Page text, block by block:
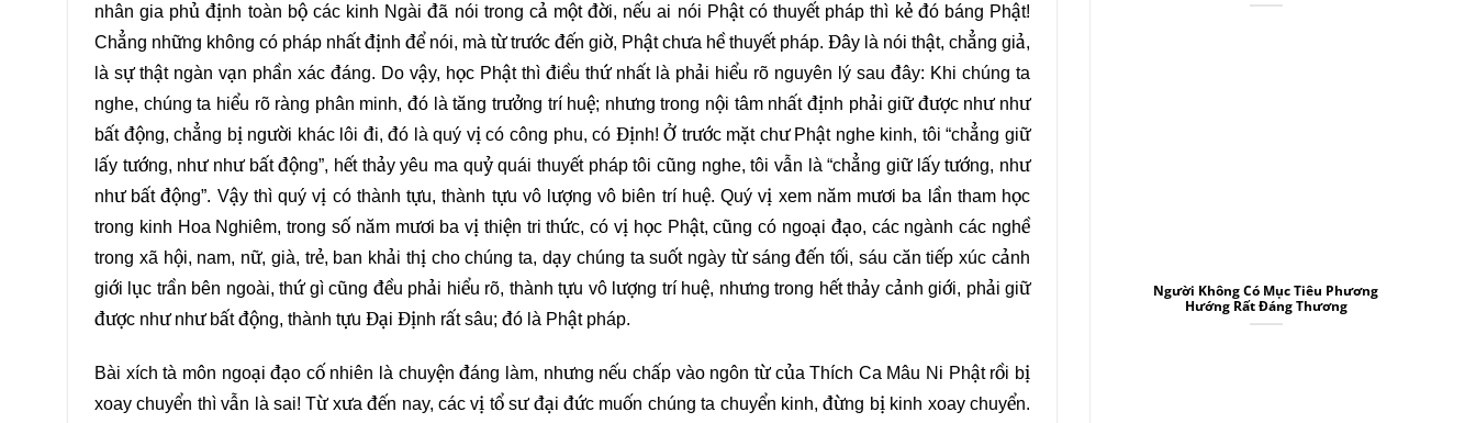
112 113 114
115 116 117
118 119 120
121 122 123
124 125 126
130 131 132
nhân gia phủ định toàn bộ các kinh Ngài đã nói trong cả một đời, nếu ai nói Phật có thuyết pháp thì kẻ đó báng Phật!
Chẳng những không có pháp nhất định để nói, mà từ trước đến giờ, Phật chưa hề thuyết pháp. Đây là nói thật, chẳng giả,
là sự thật ngàn vạn phần xác đáng. Do vậy, học Phật thì điều thứ nhất là phải hiểu rõ nguyên lý sau đây: Khi chúng ta
nghe, chúng ta hiểu rõ ràng phân minh, đó là tăng trưởng trí huệ; nhưng trong nội tâm nhất định phải giữ được như như
bất động, chẳng bị người khác lôi đi, đó là quý vị có công phu, có Định! Ở trước mặt chư Phật nghe kinh, tôi “chẳng giữ
lấy tướng, như như bất động”, hết thảy yêu ma quỷ quái thuyết pháp tôi cũng nghe, tôi vẫn là “chẳng giữ lấy tướng, như
như bất động”. Vậy thì quý vị có thành tựu, thành tựu vô lượng vô biên trí huệ. Quý vị xem năm mươi ba lần tham học
trong kinh Hoa Nghiêm, trong số năm mươi ba vị thiện tri thức, có vị học Phật, cũng có ngoại đạo, các ngành các nghề
trong xã hội, nam, nữ, già, trẻ, ban khải thị cho chúng ta, dạy chúng ta suốt ngày từ sáng đến tối, sáu căn tiếp xúc cảnh
giới lục trần bên ngoài, thứ gì cũng đều phải hiểu rõ, thành tựu vô lượng trí huệ, nhưng trong hết thảy cảnh giới, phải giữ
được như như bất động, thành tựu Đại Định rất sâu; đó là Phật pháp.
Bài xích tà môn ngoại đạo cố nhiên là chuyện đáng làm, nhưng nếu chấp vào ngôn từ của Thích Ca Mâu Ni Phật rồi bị
xoay chuyển thì vẫn là sai! Từ xưa đến nay, các vị tổ sư đại đức muốn chúng ta chuyển kinh, đừng bị kinh xoay chuyển.
Người Không Có Mục Tiêu Phương
Hướng Rất Đáng Thương